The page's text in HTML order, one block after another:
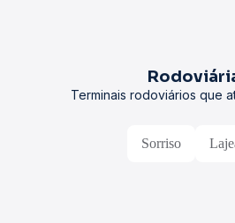
Terminais rodoviários que
Sorriso